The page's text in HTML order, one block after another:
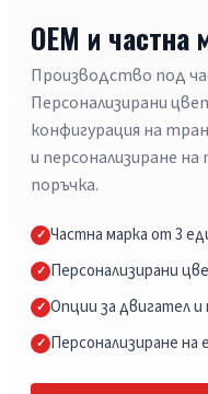
OEM и частна
Производство под
Персонализирани
конфигурация на
и персонализиране
поръчка.
Частна марка от 3
Персонализирани
Опции за двигател и
Персонализиране на